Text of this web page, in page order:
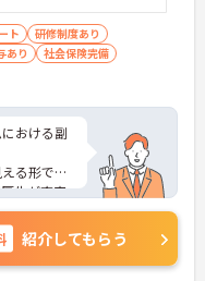
ト
研修制度あり
あり
社会保険完備
おける副
る形でき
生が充実
、安心し
ど、さら
くださ
紹介してもらう